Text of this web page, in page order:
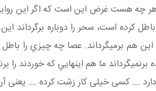
چه هست غرض اين است که اگر اين
کرده است، سحر را دوباره بر گرداند
اين هم برمي گرداند. عصا چه چيزي را
گرداند ما هم اينهايي که خوردند را
.... کسی خيلی کار زشت کرده .... يعنی